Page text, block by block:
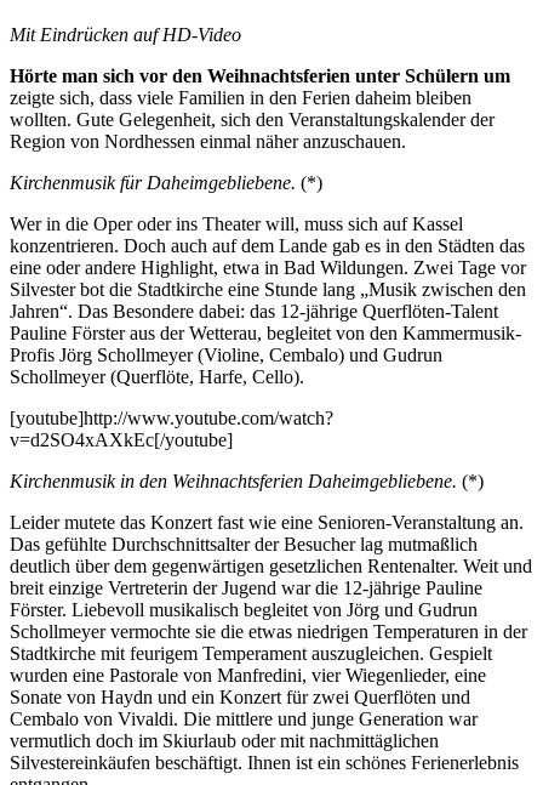
Mit Eindrücken aufHD-Video
Hörte man sich vor den Weihnachtsferien unter Schülern um
zeigte sich, dass viele Familien in den Ferien daheim bleiben
wollten. Gute Gelegenheit, sich den Veranstaltungskalender der
Region von Nordhessen einmal näher anzuschauen.
Kirchenmusik für Daheimgebliebene. (*)
Wer in die Oper oder ins Theater will, muss sich auf Kassel
konzentrieren. Doch auch auf dem Lande gab es in den Städten das
eine oder andere Highlight, etwa in Bad Wildungen. Zwei Tage vor
Silvester bot die Stadtkirche eine Stunde lang „Musik zwischen den
Jahren“. Das Besondere dabei: das 12-jährige Querflöten-Talent
Pauline Försteraus der Wetterau, begleitet von den Kammermusik-
Profis Jörg Schollmeyer(Violine, Cembalo) und Gudrun
Schollmeyer(Querflöte, Harfe, Cello).
[youtube]http://www.youtube.com/watch?
v=d2SO4xAXkEc[/youtube]
Kirchenmusik in den Weihnachtsferien Daheimgebliebene. (*)
Leider mutete das Konzert fast wie eine Senioren-Veranstaltung an.
Das gefühlte Durchschnittsalter der Besucher lag mutmaßlich
deutlich über dem gegenwärtigen gesetzlichen Rentenalter. Weit und
breit einzige Vertreterin der Jugend war die 12-jährige Pauline
Förster. Liebevoll musikalisch begleitet von Jörg und Gudrun
Schollmeyer vermochte sie die etwas niedrigen Temperaturen in der
Stadtkirche mit feurigem Temperament auszugleichen. Gespielt
wurden eine Pastorale von Manfredini, vier Wiegenlieder, eine
Sonate von Haydn und ein Konzert für zwei Querflöten und
Cembalo von Vivaldi. Die mittlere und junge Generation war
vermutlich doch im Skiurlaub oder mit nachmittäglichen
Silvestereinkäufen beschäftigt. Ihnen ist ein schönes Ferienerlebnis